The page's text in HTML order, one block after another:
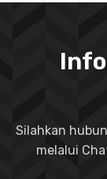
Silahkan
melalui